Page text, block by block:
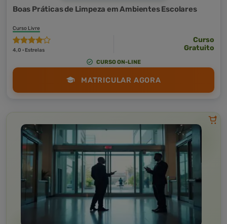
Boas Práticas de Limpeza em Ambientes Escolares
Curso Livre
4,0 · Estrelas
Curso
Gratuito
CURSO ON-LINE
MATRICULAR AGORA